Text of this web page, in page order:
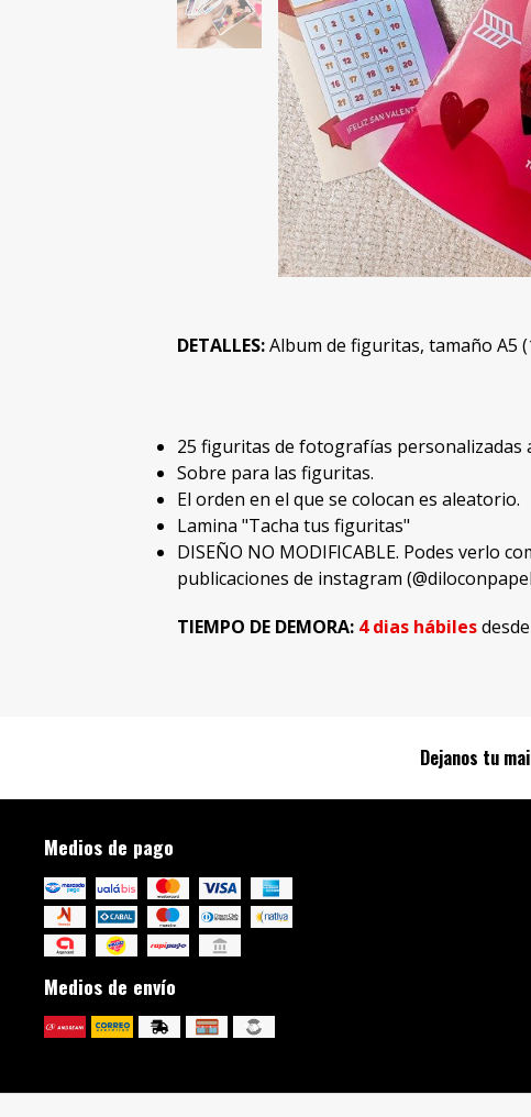
DETALLES:Album de figuritas, tamaño A5
25 figuritas de fotografías personalizadas
Sobre para las figuritas.
El orden en el que se colocan es aleatorio.
Lamina "Tacha tus figuritas"
DISEÑO NO MODIFICABLE. Podes verlo
publicaciones de instagram
TIEMPO DE DEMORA: 4 dias hábiles
Dejanos tu
Medios de pago
Medios de envío